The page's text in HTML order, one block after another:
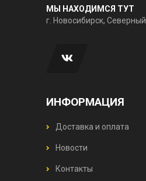
МЫ НАХОДИМСЯ ТУТ
г. Новосибирск,
ИНФОРМАЦИЯ
Доставка и оплата
Новости
Контакты